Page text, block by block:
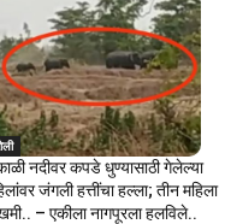
नदीवर कपडे धुण्यासाठी गेलेल्या
जंगली हत्तींचा हल्ला; तीन महिला
– एकीला नागपूरला हलविले..